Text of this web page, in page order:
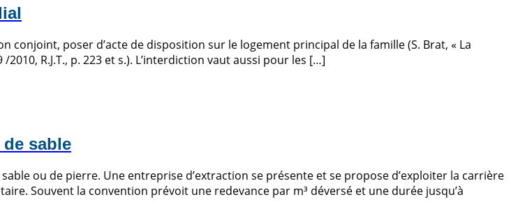
conjoint, poser d’acte de disposition sur le logement principal de la famille (S. Brat, « La
R.J.T., p. 223 et s.). L’interdiction vaut aussi pour les […]
sable
ou de pierre. Une entreprise d’extraction se présente et se propose d’exploiter la carrière
Souvent la convention prévoit une redevance par m³ déversé et une durée jusqu’à